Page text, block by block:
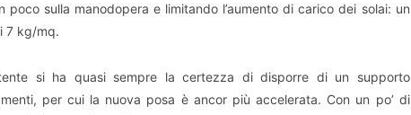
sulla manodopera e limitando l’aumento di carico dei solai: un
7 kg/mq.
si ha quasi sempre la certezza di disporre di un supporto
per cui la nuova posa è ancor più accelerata. Con un po’ di